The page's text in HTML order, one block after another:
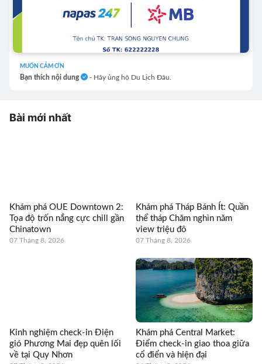
MUỐN CẢM ƠN
Bạn thích nội dung - Hãy ủng hộ Du Lịch Đâu.
Bài mới nhất
Khám phá OUE Downtown 2:
Tọa độ trốn nắng cực chill gần
Chinatown
07 Tháng 8, 2026
Khám phá Tháp Bánh Ít: Quần
thể tháp Chăm nghìn năm
view triệu đô
07 Tháng 8, 2026
Kinh nghiệm check-in Điện
gió Phương Mai đẹp quên lối
về tại Quy Nhơn
Khám phá Central Market:
Điểm check-in giao thoa giữa
cổ điển và hiện đại